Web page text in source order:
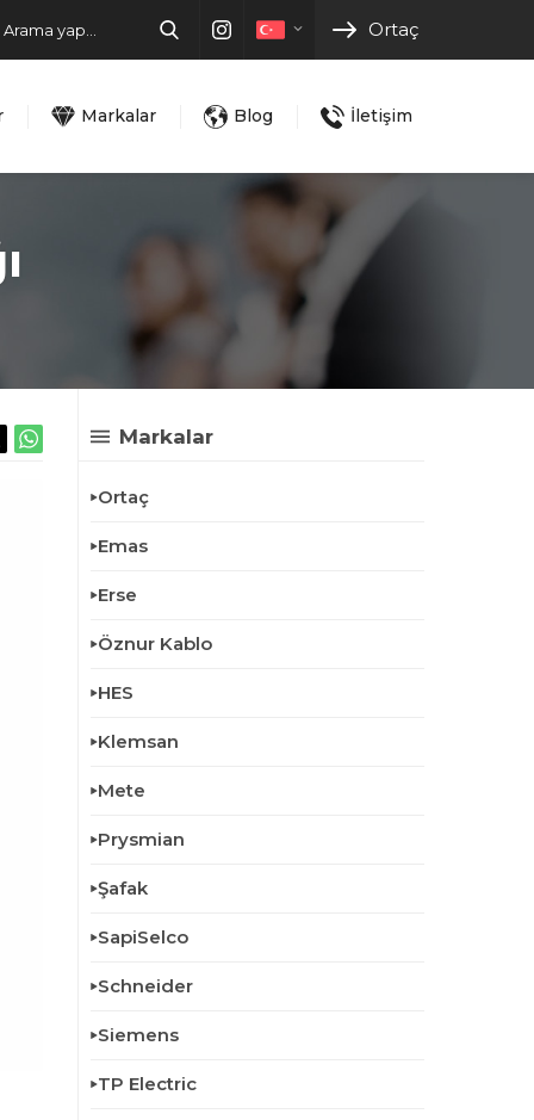
Ortaç
Markalar Blog İletişim
Markalar
Ortaç
Emas
Erse
Öznur Kablo
HES
Klemsan
Mete
Prysmian
Şafak
SapiSelco
Schneider
Siemens
TP Electric